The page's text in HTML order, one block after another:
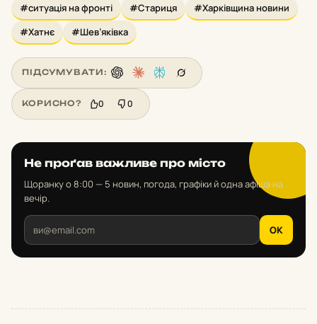
#ситуація на фронті
#Стариця
#Харківщина новини
#Хатнє
#Шев’яківка
ПІДСУМУВАТИ:
КОРИСНО? 0 0
Не проґав важливе про місто
Щоранку о 8:00 — 5 новин, погода, графіки й одна афіша на
вечір.
OK